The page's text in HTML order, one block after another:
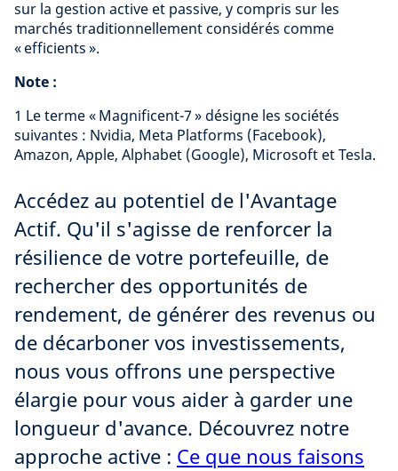
sur la gestion active et passive, y compris sur les
marchés traditionnellement considérés comme
« efficients ».
Note :
1 Le terme « Magnificent-7 » désigne les sociétés
suivantes : Nvidia, Meta Platforms (Facebook),
Amazon, Apple, Alphabet (Google), Microsoft et Tesla.
Accédez au potentiel de l'Avantage
Actif. Qu'il s'agisse de renforcer la
résilience de votre portefeuille, de
rechercher des opportunités de
rendement, de générer des revenus ou
de décarboner vos investissements,
nous vous offrons une perspective
élargie pour vous aider à garder une
longueur d'avance. Découvrez notre
approche active : Ce que nous faisons